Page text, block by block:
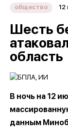
общество 12
Шесть
область
В ночь на 12
данным